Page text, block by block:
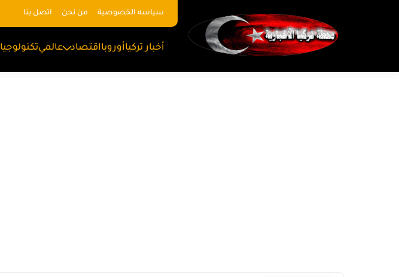
سياسه الخصوصية من نحن اتصل بنا
أخبار تركياأوروبااقتصاد عالميتكنولوجيا